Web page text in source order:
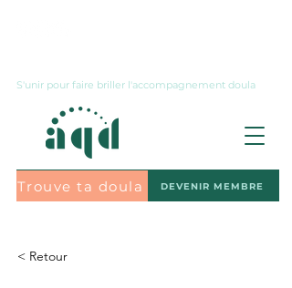
S'unir pour faire briller l'accompagnement doula
Trouve ta doula DEVENIR MEMBRE
< Retour